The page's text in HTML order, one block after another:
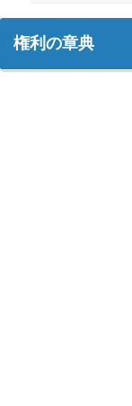
権利の章典